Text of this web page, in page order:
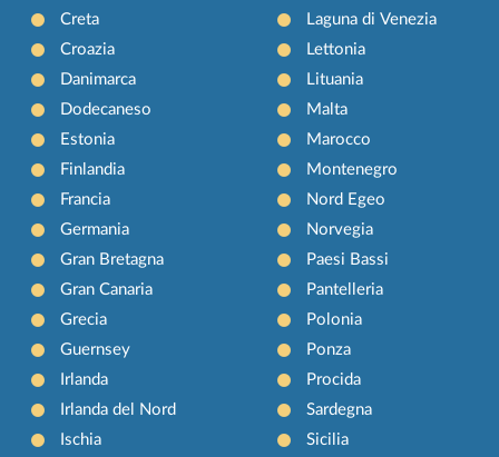
Creta
Croazia
Danimarca
Dodecaneso
Estonia
Finlandia
Francia
Germania
Gran Bretagna
Gran Canaria
Grecia
Guernsey
Irlanda
Irlanda del Nord
Ischia
Laguna di Venezia
Lettonia
Lituania
Malta
Marocco
Montenegro
Nord Egeo
Norvegia
Paesi Bassi
Pantelleria
Polonia
Ponza
Procida
Sardegna
Sicilia